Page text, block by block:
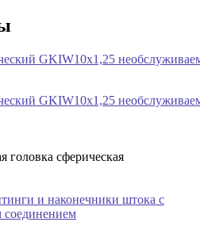
головка сферическая
и наконечники штока с
соединением